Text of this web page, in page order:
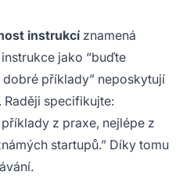
instrukcíznamená
jako “buďte
dobré příklady” neposkytují
Raději specifikujte:
z praxe, nejlépe z
startupů.” Díky tomu